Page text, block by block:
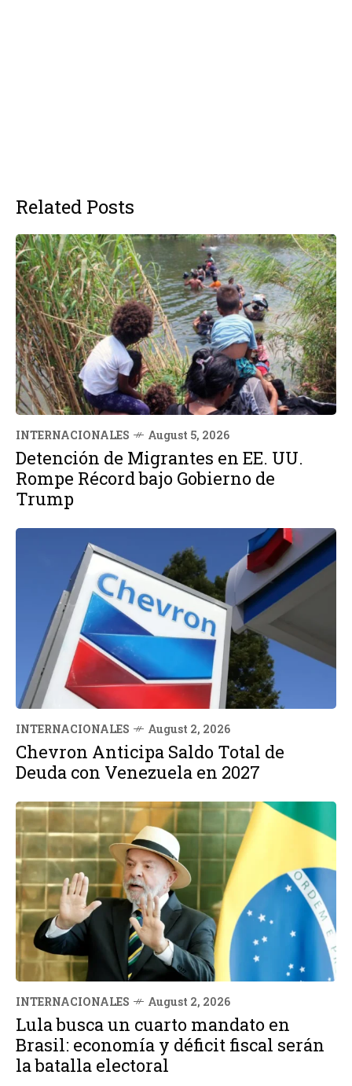
Related Posts
INTERNACIONALES August 5, 2026
Detención de Migrantes en EE. UU.
Rompe Récord bajo Gobierno de
Trump
INTERNACIONALES August 2, 2026
Chevron Anticipa Saldo Total de
Deuda con Venezuela en 2027
INTERNACIONALES August 2, 2026
Lula busca un cuarto mandato en
Brasil: economía y déficit fiscal serán
la batalla electoral